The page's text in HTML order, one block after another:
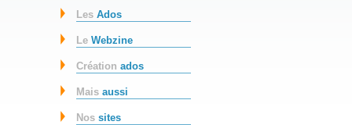
LesAdos
LeWebzine
Créationados
Maisaussi
Nossites